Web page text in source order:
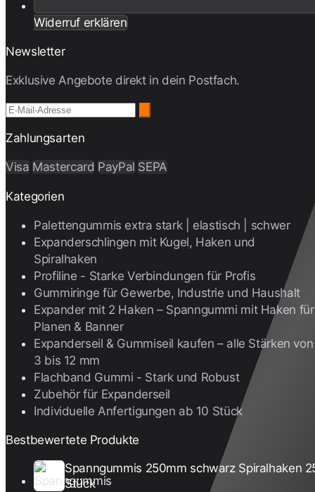
Widerruf erklären
Newsletter
Exklusive Angebote direkt in dein Postfach.
Zahlungsarten
Visa Mastercard PayPal SEPA
Kategorien
Palettengummis extra stark | elastisch | schwer
Expanderschlingen mit Kugel, Haken und
Spiralhaken
Profiline - Starke Verbindungen für Profis
Gummiringe für Gewerbe, Industrie und Haushalt
Expander mit 2 Haken – Spanngummi mit Haken für
Planen & Banner
Expanderseil & Gummiseil kaufen – alle Stärken von
3 bis 12 mm
Flachband Gummi - Stark und Robust
Zubehör für Expanderseil
Individuelle Anfertigungen ab 10 Stück
Bestbewertete Produkte
Spanngummis 250mm schwarz Spiralhaken
Stück